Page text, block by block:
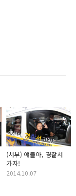
(서부) 얘들아, 경찰서
가자!
2014.10.07